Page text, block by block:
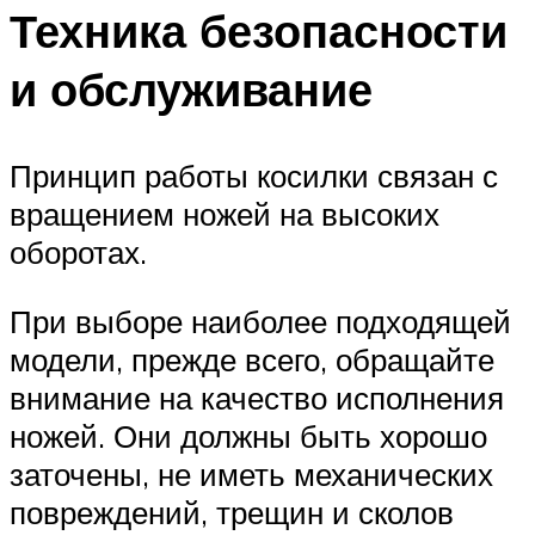
Техника безопасности
и обслуживание
Принцип работы косилки связан с
вращением ножей на высоких
оборотах.
При выборе наиболее подходящей
модели, прежде всего, обращайте
внимание на качество исполнения
ножей. Они должны быть хорошо
заточены, не иметь механических
повреждений, трещин и сколов